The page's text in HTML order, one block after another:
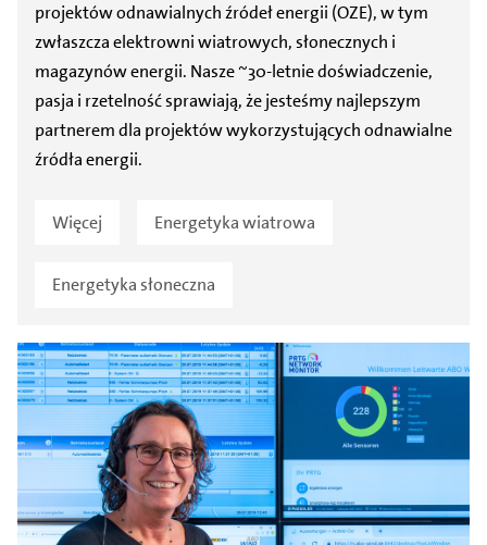
projektów odnawialnych źródeł energii (OZE), w tym
zwłaszcza elektrowni wiatrowych, słonecznych i
magazynów energii. Nasze ~30-letnie doświadczenie,
pasja i rzetelność sprawiają, że jesteśmy najlepszym
partnerem dla projektów wykorzystujących odnawialne
źródła energii.
Więcej Energetyka wiatrowa
Energetyka słoneczna